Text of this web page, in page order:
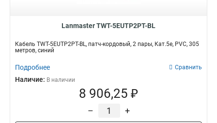
Lanmaster TWT-5EUTP2PT-BL
Кабель TWT-5EUTP2PT-BL, патч-кордовый, 2 пары, Кат.5e, PVC, 305
метров, синий
Подробнее Сравнить
Наличие: В наличии
8 906,25 ₽
– +